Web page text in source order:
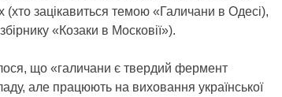
зацікавиться темою «Галичани в Одесі),
«Козаки в Московії»).
що «галичани є твердий фермент
але працюють на виховання української